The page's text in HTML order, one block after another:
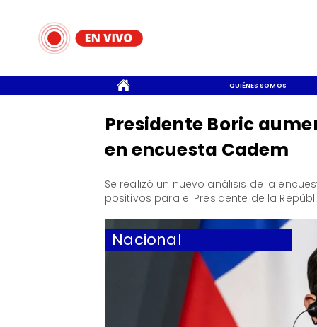
QUIÉNES SOMOS
Nacional
Presidente Boric
en encuesta Cadem
Se realizó un nuevo análisis de la
positivos para el Presidente de la